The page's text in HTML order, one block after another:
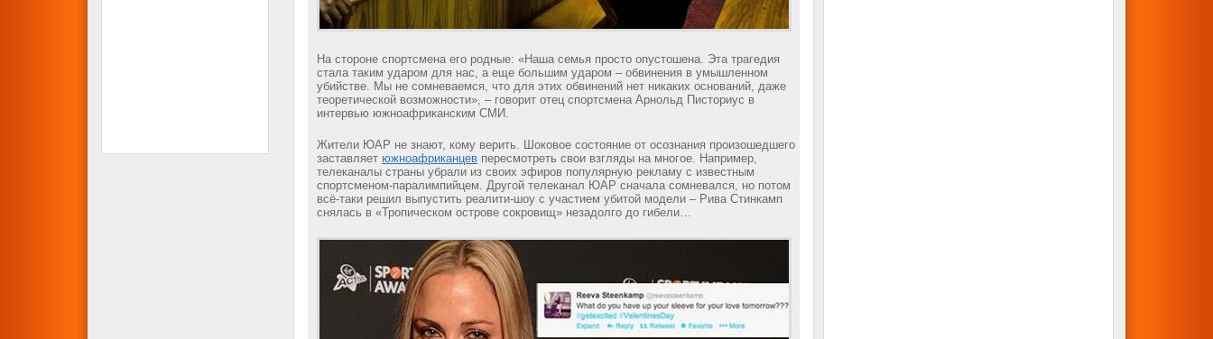
На стороне спортсмена его родные: «Наша семья просто опустошена. Эта трагедия
стала таким ударом для нас, а еще большим ударом – обвинения в умышленном
убийстве. Мы не сомневаемся, что для этих обвинений нет никаких оснований, даже
теоретической возможности», – говорит отец спортсмена Арнольд Писториус в
интервью южноафриканским СМИ.
Жители ЮАР не знают, кому верить. Шоковое состояние от осознания произошедшего
заставляет южноафриканцев пересмотреть свои взгляды на многое. Например,
телеканалы страны убрали из своих эфиров популярную рекламу с известным
спортсменом-паралимпийцем. Другой телеканал ЮАР сначала сомневался, но потом
всё-таки решил выпустить реалити-шоу с участием убитой модели – Рива Стинкамп
снялась в «Тропическом острове сокровищ» незадолго до гибели…